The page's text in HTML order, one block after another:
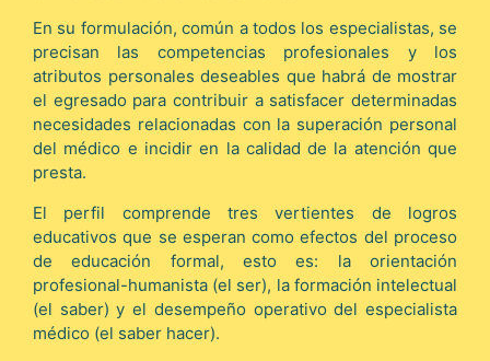
En su formulación, común a todos los especialistas, se
precisan las competencias profesionales y los
atributos personales deseables que habrá de mostrar
el egresado para contribuir a satisfacer determinadas
necesidades relacionadas con la superación personal
del médico e incidir en la calidad de la atención que
presta.
El perfil comprende tres vertientes de logros
educativos que se esperan como efectos del proceso
de educación formal, esto es: la orientación
profesional-humanista (el ser), la formación intelectual
(el saber) y el desempeño operativo del especialista
médico (el saber hacer).